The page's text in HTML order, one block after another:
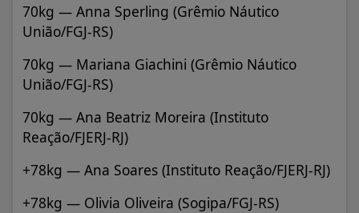
70kg — Anna Sperling (Grêmio Náutico
União/FGJ-RS)
70kg — Mariana Giachini (Grêmio Náutico
União/FGJ-RS)
70kg — Ana Beatriz Moreira (Instituto
Reação/FJERJ-RJ)
+78kg — Ana Soares (Instituto Reação/FJERJ-RJ)
+78kg — Olivia Oliveira (Sogipa/FGJ-RS)